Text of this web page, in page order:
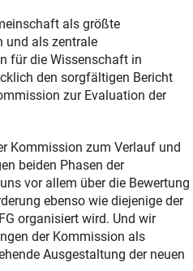
als größte
und als zentrale
für die Wissenschaft in
den sorgfältigen Bericht
zur Evaluation der
Kommission zum Verlauf und
beiden Phasen der
vor allem über die Bewertung
ebenso wie diejenige der
organisiert wird. Und wir
der Kommission als
Ausgestaltung der neuen